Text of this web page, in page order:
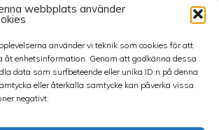
webbplats använder
använder vi teknik som cookies för att
åt enhetsinformation. Genom att godkänna dessa
data som surfbeteende eller unika ID:n på denna
eller återkalla samtycke kan påverka vissa
negativt.
Integritetspolicy